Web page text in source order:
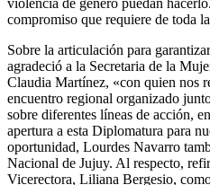
compromiso que requiere de toda
Sobre la articulación para
agradeció a la Secretaria de la
Claudia Martínez, «con quien nos
encuentro regional organizado
sobre diferentes líneas de acción,
apertura a esta Diplomatura para
oportunidad, Lourdes Navarro
Nacional de Jujuy. Al respecto,
Vicerectora, Liliana Bergesio,